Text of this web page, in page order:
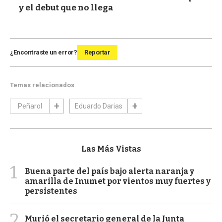
y el debut que no llega
¿Encontraste un error? Reportar
Temas relacionados
Peñarol Eduardo Darias
Las Más Vistas
1
Buena parte del país bajo alerta naranja y
amarilla de Inumet por vientos muy fuertes y
persistentes
Murió el secretario general de la Junta